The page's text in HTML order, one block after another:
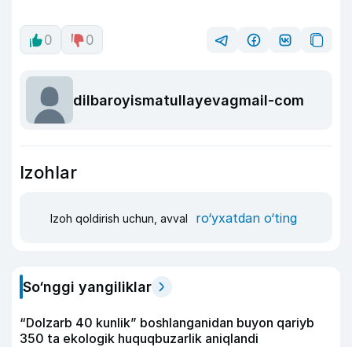
0 0
dilbaroyismatullayevagmail-com
Izohlar
Izoh qoldirish uchun, avval ro‘yxatdan o‘ting
So‘nggi yangiliklar
“Dolzarb 40 kunlik” boshlanganidan buyon qariyb
350 ta ekologik huquqbuzarlik aniqlandi